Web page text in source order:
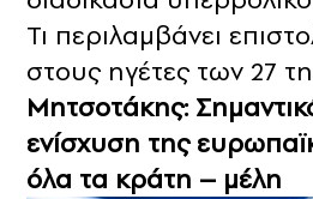
Τι περιλαμβάνει
στους ηγέτες των 27
Μητσοτάκης:
ενίσχυση της
όλα τα κράτη – μέλη